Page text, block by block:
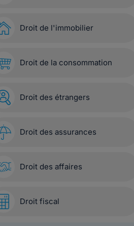
Droit de l'immobilier
Droit de la consommation
Droit des étrangers
Droit des assurances
Droit des affaires
Droit fiscal